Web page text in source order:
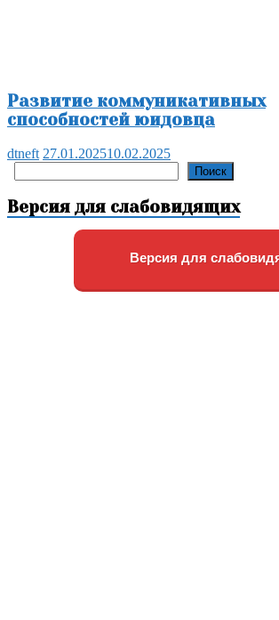
Развитие коммуникативных
способностей юидовца
dtneft 27.01.202510.02.2025
Поиск
Версия для слабовидящих
Версия для